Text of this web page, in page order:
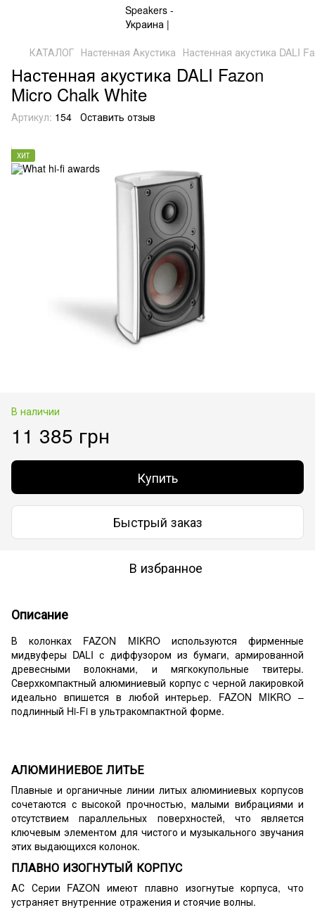
КАТАЛОГ Настенная Акустика Настенная акустика DALI
Настенная акустика DALI Fazon
Micro Chalk White
Артикул: 154 Оставить отзыв
ХИТ
В наличии
11 385 грн
Купить
Быстрый заказ
В избранное
Описание
В колонках FAZON MIKRO используются фирменные
мидвуферы DALI с диффузором из бумаги, армированной
древесными волокнами, и мягкокупольные твитеры.
Сверхкомпактный алюминиевый корпус с черной лакировкой
идеально впишется в любой интерьер. FAZON MIKRO –
подлинный Hi-Fi в ультракомпактной форме.
АЛЮМИНИЕВОЕ ЛИТЬЕ
Плавные и органичные линии литых алюминиевых корпусов
сочетаются с высокой прочностью, малыми вибрациями и
отсутствием параллельных поверхностей, что является
ключевым элементом для чистого и музыкального звучания
этих выдающихся колонок.
ПЛАВНО ИЗОГНУТЫЙ КОРПУС
АС Серии FAZON имеют плавно изогнутые корпуса, что
устраняет внутренние отражения и стоячие волны.